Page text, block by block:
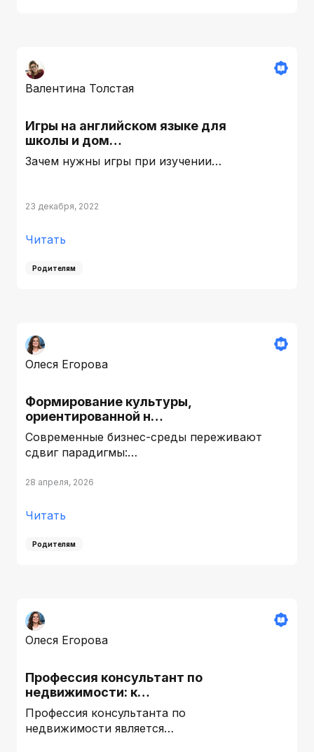
Валентина Толстая
Игры на английском языке для
школы и дом…
Зачем нужны игры при изучении…
23 декабря, 2022
Читать
Родителям
Олеся Егорова
Формирование культуры,
ориентированной н…
Современные бизнес-среды переживают
сдвиг парадигмы:…
28 апреля, 2026
Читать
Родителям
Олеся Егорова
Профессия консультант по
недвижимости: к…
Профессия консультанта по
недвижимости является…